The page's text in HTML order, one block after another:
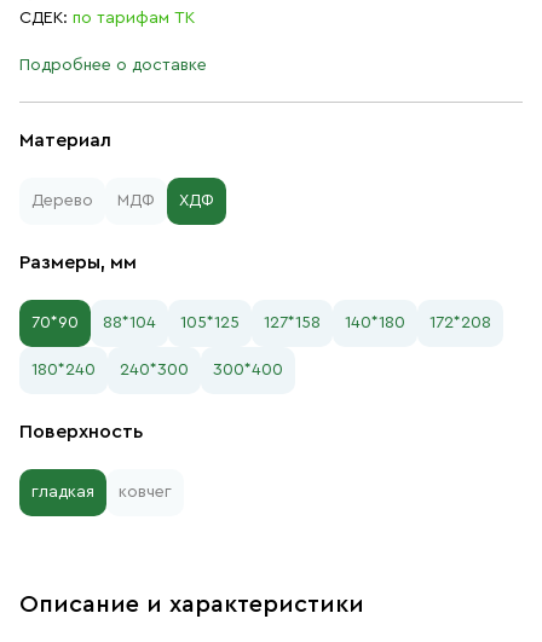
Материал
Дерево МДФ ХДФ
Размеры, мм
70*90 88*104 105*125 127*158 140*180 172*208
180*240 240*300 300*400
Поверхность
гладкая ковчег
СДЕК: по тарифам ТК
Подробнее о доставке
Описание и характеристики